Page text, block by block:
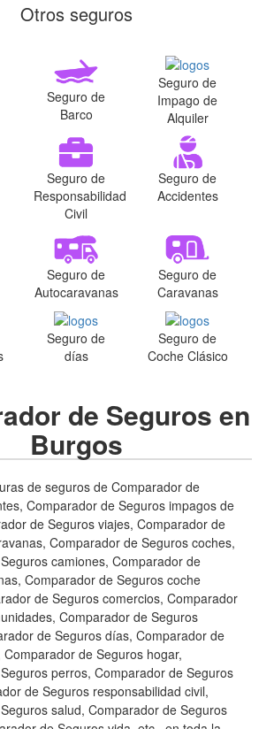
Otros seguros
Seguro de
Barco
Seguro de
Impago de
Alquiler
Seguro de
Responsabilidad
Civil
Seguro de
Accidentes
Seguro de
Autocaravanas
Seguro de
Caravanas
Seguro de
días
Seguro de
Coche Clásico
de Seguros en
Burgos
de seguros de Comparador de
Comparador de Seguros impagos de
de Seguros viajes, Comparador de
Comparador de Seguros coches,
camiones, Comparador de
Comparador de Seguros coche
de Seguros comercios, Comparador
Comparador de Seguros
de Seguros días, Comparador de
de Seguros hogar,
perros, Comparador de Seguros
de Seguros responsabilidad civil,
salud, Comparador de Seguros